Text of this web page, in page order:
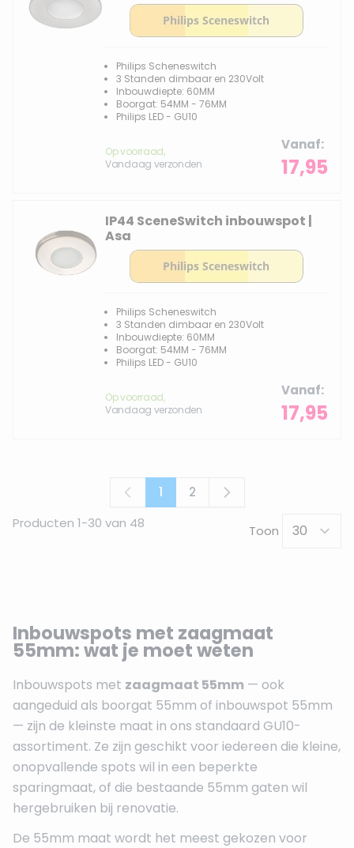
Philips Scheneswitch
3 Standen dimbaar en 230Volt
Inbouwdiepte: 60MM
Boorgat: 54MM - 76MM
Philips LED - GU10
Op voorraad,
Vandaag verzonden
Vanaf
17,95
IP44 SceneSwitch inbouwspot |
Asa
Philips Scheneswitch
3 Standen dimbaar en 230Volt
Inbouwdiepte: 60MM
Boorgat: 54MM - 76MM
Philips LED - GU10
Op voorraad,
Vandaag verzonden
Vanaf
17,95
Producten 1-30 van 48
U lees momenteel pagina
1 Pagina
2
Toon
Inbouwspots met zaagmaat
55mm: wat je moet weten
Inbouwspots met zaagmaat 55mm — ook
aangeduid als boorgat 55mm of inbouwspot 55mm
— zijn de kleinste maat in ons standaard GU10-
assortiment. Ze zijn geschikt voor iedereen die kleine,
onopvallende spots wil in een beperkte
sparingmaat, of die bestaande 55mm gaten wil
hergebruiken bij renovatie.
De 55mm maat wordt het meest gekozen voor